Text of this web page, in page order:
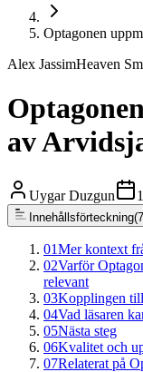
Optagonen
Alex JassimHeaven
av
Uygar Duzgun
Innehållsförteckning(7
01Mer kontext
02Varför
relevant
03Kopplingen
04Vad läsaren
05Nästa steg
06Kvalitet och
07Relaterat på